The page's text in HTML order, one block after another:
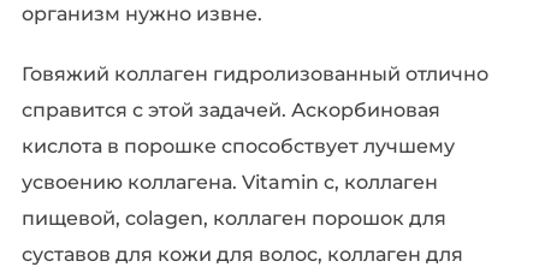
организм нужно извне.
Говяжий коллаген гидролизованный отлично
справится с этой задачей. Аскорбиновая
кислота в порошке способствует лучшему
усвоению коллагена. Vitamin c, коллаген
пищевой, colagen, коллаген порошок для
суставов для кожи для волос, коллаген для